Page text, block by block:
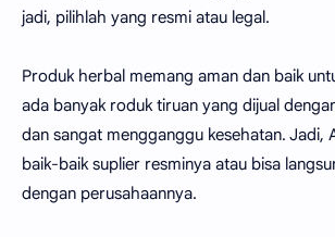
jadi, pilihlah yang resmi atau legal.
Produk herbal memang aman dan baik
ada banyak roduk tiruan yang dijual
dan sangat mengganggu kesehatan. Jadi,
baik-baik suplier resminya atau bisa
dengan perusahaannya.